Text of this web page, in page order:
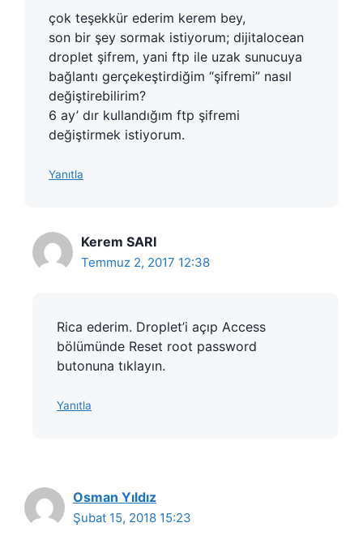
çok teşekkür ederim kerem bey,
son bir şey sormak istiyorum; dijitalocean
droplet şifrem, yani ftp ile uzak sunucuya
bağlantı gerçekeştirdiğim “şifremi” nasıl
değiştirebilirim?
6 ay’ dır kullandığım ftp şifremi
değiştirmek istiyorum.
Yanıtla
Kerem SARI
Temmuz 2, 2017 12:38
Rica ederim. Droplet’i açıp Access
bölümünde Reset root password
butonuna tıklayın.
Yanıtla
Osman Yıldız
Şubat 15, 2018 15:23